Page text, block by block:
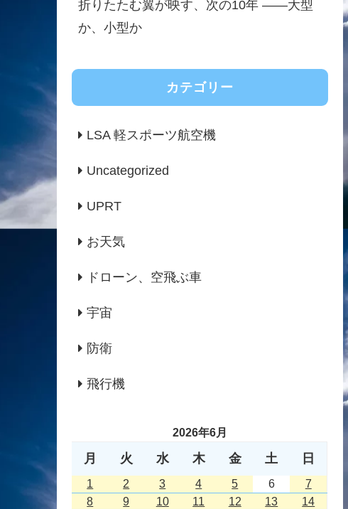
折りたたむ翼が映す、次の10年 ——大型
か、小型か
カテゴリー
LSA 軽スポーツ航空機
Uncategorized
UPRT
お天気
ドローン、空飛ぶ車
宇宙
防衛
飛行機
2026年6月
月 火 水 木 金 土 日
1 2 3 4 5 6
7
8
9 10 11 12 13
14